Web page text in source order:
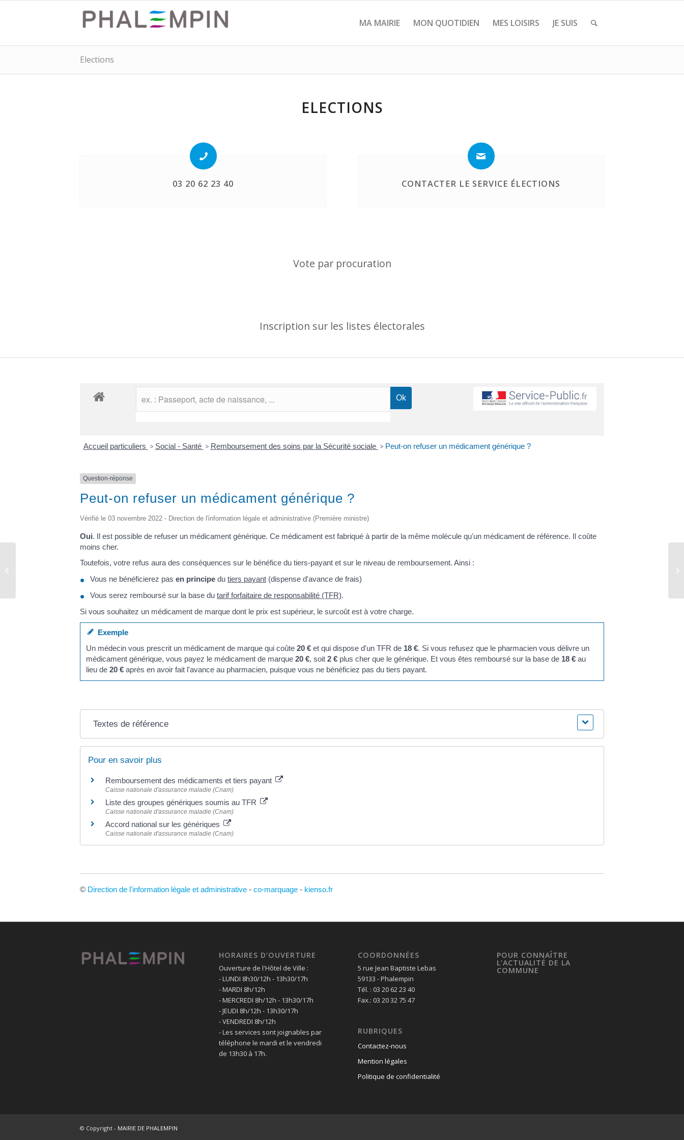
MA MAIRIE MON QUOTIDIEN MES LOISIRS JE SUIS
Elections
ELECTIONS
03 20 62 23 40 CONTACTER LE SERVICE ÉLECTIONS
Vote par procuration
Inscription sur les listes électorales
Accueil particuliers > Social - Santé > Remboursement des soins par la Sécurité sociale > Peut-on refuser un médicament générique ?
Question-réponse
Peut-on refuser un médicament générique ?
Vérifié le 03 novembre 2022 - Direction de l'information légale et administrative (Première ministre)
Oui. Il est possible de refuser un médicament générique. Ce médicament est fabriqué à partir de la même molécule qu'un médicament de référence. Il coûte
moins cher.
Toutefois, votre refus aura des conséquences sur le bénéfice du tiers-payant et sur le niveau de remboursement. Ainsi :
Vous ne bénéficierez pas en principe du tiers payant (dispense d'avance de frais)
Vous serez remboursé sur la base du tarif forfaitaire de responsabilité (TFR).
Si vous souhaitez un médicament de marque dont le prix est supérieur, le surcoût est à votre charge.
Exemple
Un médecin vous prescrit un médicament de marque qui coûte20 € et qui dispose d'un TFR de 18 €. Si vous refusez que le pharmacien vous délivre un
médicament générique, vous payez le médicament de marque20 €, soit2 € plus cher que le générique. Et vous êtes remboursé sur la base de 18 € au
lieu de20 € après en avoir fait l'avance au pharmacien, puisque vous ne bénéficiez pas du tiers payant.
Textes de référence
Pour en savoir plus
Remboursement des médicaments et tiers payant
Caisse nationale d'assurance maladie (Cnam)
Liste des groupes génériques soumis au TFR
Caisse nationale d'assurance maladie (Cnam)
Accord national sur les génériques
Caisse nationale d'assurance maladie (Cnam)
© Direction de l'information légale et administrative - co-marquage - kienso.fr
HORAIRES D’OUVERTURE
Ouverture de l'Hôtel de Ville :
- LUNDI 8h30/12h - 13h30/17h
- MARDI 8h/12h
- MERCREDI 8h/12h - 13h30/17h
- JEUDI 8h/12h - 13h30/17h
- VENDREDI 8h/12h
- Les services sont joignables par
téléphone le mardi et le vendredi
de 13h30 à 17h.
COORDONNÉES
5 rue Jean Baptiste Lebas
59133 - Phalempin
Tél. : 03 20 62 23 40
Fax.: 03 20 32 75 47
RUBRIQUES
Contactez-nous
Mention légales
Politique de confidentialité
POUR CONNAÎTRE
L’ACTUALITÉ DE LA
COMMUNE
© Copyright - MAIRIE DE PHALEMPIN